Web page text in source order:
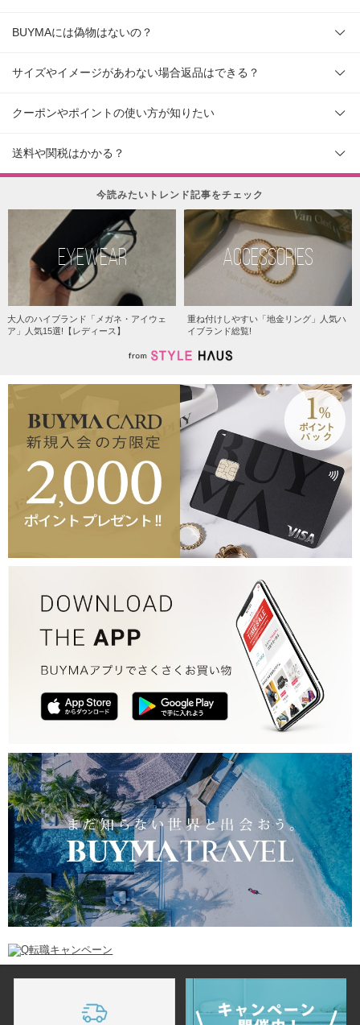
BUYMAには偽物はないの？
サイズやイメージがあわない場合返品はできる？
クーポンやポイントの使い方が知りたい
送料や関税はかかる？
今読みたいトレンド記事をチェック
EYEWEAR
大人のハイブランド「メガネ・アイウェ
ア」人気15選!【レディース】
ACCESSORIES
重ね付けしやすい「地金リング」人気ハ
イブランド総覧!